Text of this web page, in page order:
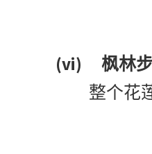
(vi) 枫林
整个花